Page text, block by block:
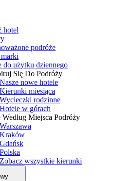
hotel
podróże
do użytku dziennego
Się Do Podróży
Nasze nowe hotele
Kierunki miesiąca
Wycieczki rodzinne
Hotele w górach
Według Miejsca Podróży
Warszawa
Kraków
Gdańsk
Polska
Zobacz wszystkie kierunki